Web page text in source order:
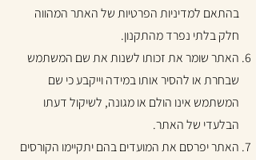
בהתאם למדיניות הפרטיות של האתר המהווה
חלק בלתי נפרד מהתקנון.
האתר שומר את זכותו לשנות את שם המשתמש
שבחרת או להסיר אותו במידה וייקבע כי שם
המשתמש אינו הולם או מגונה, לשיקול דעתו
הבלעדי של האתר.
האתר יפרסם את המועדים בהם יתקיימו הקורסים